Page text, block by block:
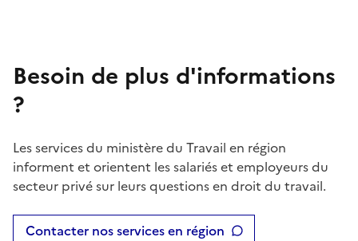
Besoin de plus d'informations
?
Les services du ministère du Travail en région
informent et orientent les salariés et employeurs du
secteur privé sur leurs questions en droit du travail.
Contacter nos services en région